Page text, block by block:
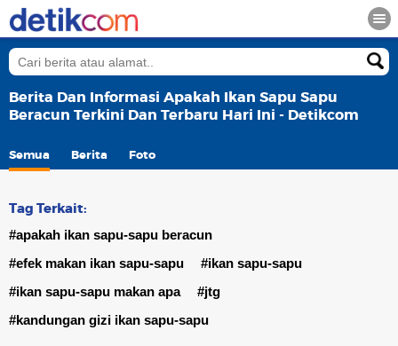
Berita Dan Informasi Apakah Ikan Sapu Sapu
Beracun Terkini Dan Terbaru Hari Ini - Detikcom
Semua Berita Foto
Tag Terkait:
#apakah ikan sapu-sapu beracun
#efek makan ikan sapu-sapu
#ikan sapu-sapu
#ikan sapu-sapu makan apa
#jtg
#kandungan gizi ikan sapu-sapu